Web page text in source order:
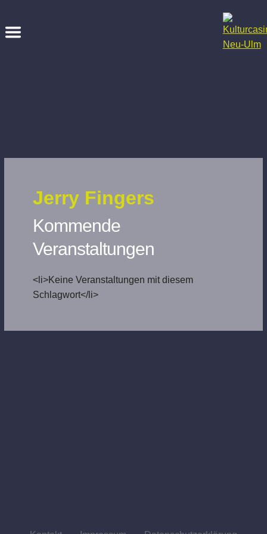
Jerry Fingers
Kommende
Veranstaltungen
<li>Keine Veranstaltungen mit diesem
Schlagwort</li>